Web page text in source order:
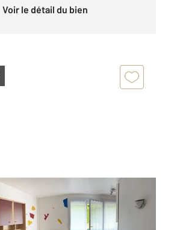
Voir le détail du bien